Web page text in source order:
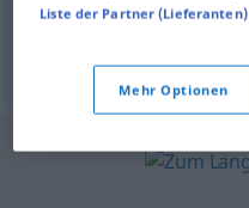
veraltet),verhaften
© OpenThesaurus.de
Liste der Partner (Lieferanten)
Mehr Optionen